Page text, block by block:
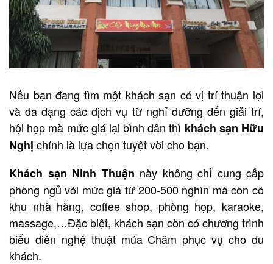
Nếu bạn đang tìm một khách sạn có vị trí thuận lợi
và đa dạng các dịch vụ từ nghỉ dưỡng đến giải trí,
hội họp mà mức giá lại bình dân thì khách sạn Hữu
Nghị chính là lựa chọn tuyệt vời cho bạn.
Khách sạn Ninh Thuận này không chỉ cung cấp
phòng ngủ với mức giá từ 200-500 nghìn mà còn có
khu nhà hàng, coffee shop, phòng họp, karaoke,
massage,…Đặc biệt, khách sạn còn có chương trình
biểu diễn nghệ thuật múa Chăm phục vụ cho du
khách.